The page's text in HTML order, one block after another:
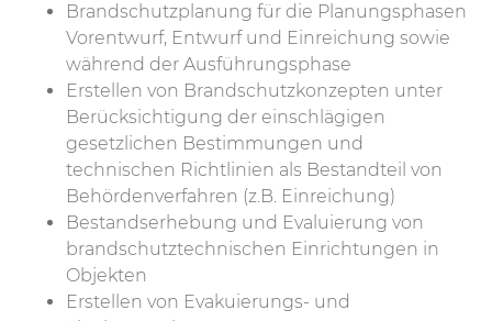
Brandschutzplanung für die Planungsphasen
Vorentwurf, Entwurf und Einreichung sowie
während der Ausführungsphase
Erstellen von Brandschutzkonzepten unter
Berücksichtigung der einschlägigen
gesetzlichen Bestimmungen und
technischen Richtlinien als Bestandteil von
Behördenverfahren (z.B. Einreichung)
Bestandserhebung und Evaluierung von
brandschutztechnischen Einrichtungen in
Objekten
Erstellen von Evakuierungs- und